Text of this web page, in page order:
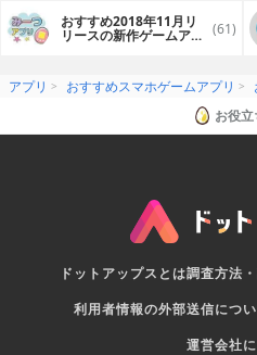
おすすめ2018年11月リ
リースの新作ゲームアプ (61)
アプリ おすすめスマホゲームアプリ
お役
ドットアップスとは調査方法
利用者情報の外部送信につ
運営会社